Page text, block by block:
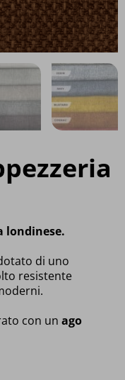
londinese.
di uno
resistente
con un ago